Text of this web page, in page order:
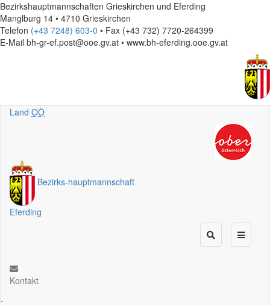
Bezirkshauptmannschaften Grieskirchen und Eferding
Manglburg 14 • 4710 Grieskirchen
Telefon (+43 7248) 603-0 • Fax (+43 732) 7720-264399
E-Mail bh-gr-ef.post@ooe.gv.at • www.bh-eferding.ooe.gv.at
Land OÖ
Bezirks-hauptmannschaft
Eferding
Kontakt
.